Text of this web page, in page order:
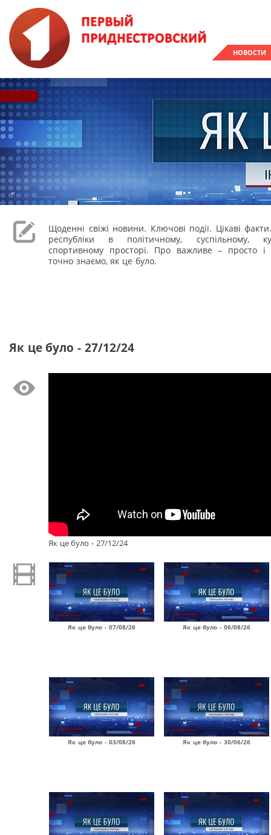
НОВОСТИ
Щоденні свіжі новини. Ключові події. Цікаві
республіки в політичному, суспільному,
спортивному просторі. Про важливе – просто і
точно знаємо, як це було.
Як це було - 27/12/24
Як це було - 27/12/24
Як це було - 07/08/26 Як це було - 06/08/26
Як це було - 03/08/26 Як це було - 30/06/26